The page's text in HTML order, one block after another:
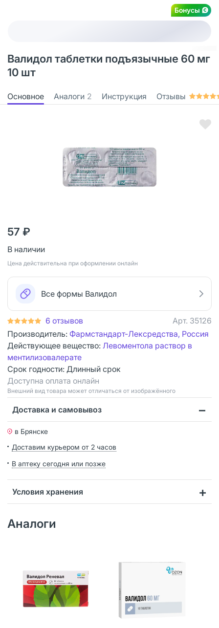
Бонусы
Валидол таблетки подъязычные 60 мг
10 шт
Основное Аналоги 2 Инструкция Отзывы
57 ₽
В наличии
Цена действительна при оформлении онлайн
Все формы Валидол
6 отзывов Арт. 35126
Производитель: Фармстандарт-Лексредства, Россия
Действующее вещество: Левоментола раствор в
ментилизовалерате
Срок годности: Длинный срок
Доступна оплата онлайн
Bнешний вид товара может отличаться от изображённого
Доставка и самовывоз
в Брянске
Доставим курьером от 2 часов
В аптеку сегодня или позже
Условия хранения
Аналоги